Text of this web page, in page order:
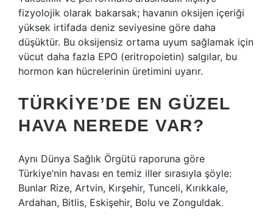
fizyolojik olarak bakarsak; havanın oksijen içeriği
yüksek irtifada deniz seviyesine göre daha
düşüktür. Bu oksijensiz ortama uyum sağlamak için
vücut daha fazla EPO (eritropoietin) salgılar, bu
hormon kan hücrelerinin üretimini uyarır.
TÜRKIYE’DE EN GÜZEL
HAVA NEREDE VAR?
Aynı Dünya Sağlık Örgütü raporuna göre
Türkiye’nin havası en temiz iller sırasıyla şöyle:
Bunlar Rize, Artvin, Kırşehir, Tunceli, Kırıkkale,
Ardahan, Bitlis, Eskişehir, Bolu ve Zonguldak.